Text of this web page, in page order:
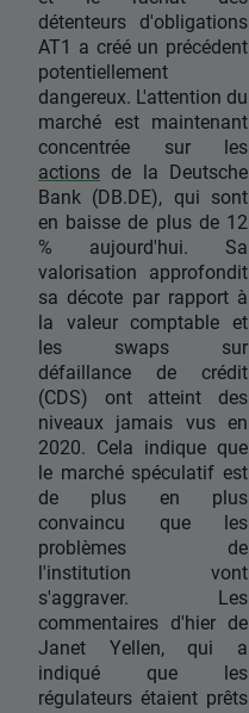
détenteurs d'obligations
AT1 a créé un précédent
potentiellement
dangereux. L'attention du
marché est maintenant
concentrée sur les
actions de la Deutsche
Bank (DB.DE), qui sont
en baisse de plus de 12
% aujourd'hui. Sa
valorisation approfondit
sa décote par rapport à
la valeur comptable et
les swaps sur
défaillance de crédit
(CDS) ont atteint des
niveaux jamais vus en
2020. Cela indique que
le marché spéculatif est
de plus en plus
convaincu que les
problèmes de
l'institution vont
s'aggraver. Les
commentaires d'hier de
Janet Yellen, qui a
indiqué que les
régulateurs étaient prêts